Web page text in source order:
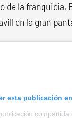
de la franquicia,
en la gran
esta publicación
compartida